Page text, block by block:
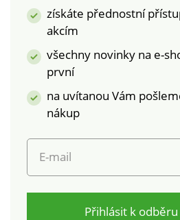
získáte přednostní
akcím
všechny novinky na e-
první
na uvítanou Vám
nákup
E-mail
Přihlásit k